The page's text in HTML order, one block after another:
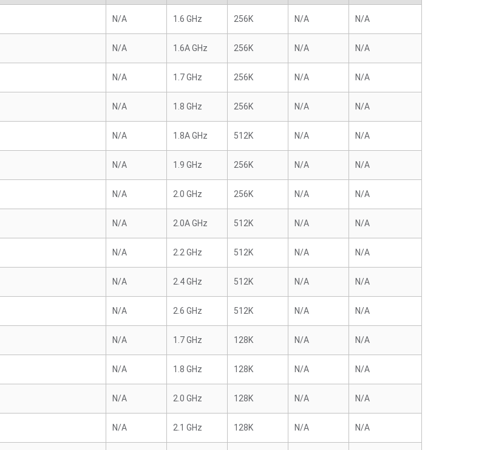
N/A 1.6 GHz 256K N/A N/A
N/A 1.6A GHz 256K N/A N/A
N/A 1.7 GHz 256K N/A N/A
N/A 1.8 GHz 256K N/A N/A
N/A 1.8A GHz 512K N/A N/A
N/A 1.9 GHz 256K N/A N/A
N/A 2.0 GHz 256K N/A N/A
N/A 2.0A GHz 512K N/A N/A
N/A 2.2 GHz 512K N/A N/A
N/A 2.4 GHz 512K N/A N/A
N/A 2.6 GHz 512K N/A N/A
N/A 1.7 GHz 128K N/A N/A
N/A 1.8 GHz 128K N/A N/A
N/A 2.0 GHz 128K N/A N/A
N/A 2.1 GHz 128K N/A N/A